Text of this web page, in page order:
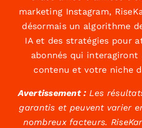
marketing Instagram,
désormais un algorithme
IA et des stratégies pour
abonnés qui interagiront
contenu et votre niche
Avertissement :Les
garantis et peuvent varier
nombreux facteurs.